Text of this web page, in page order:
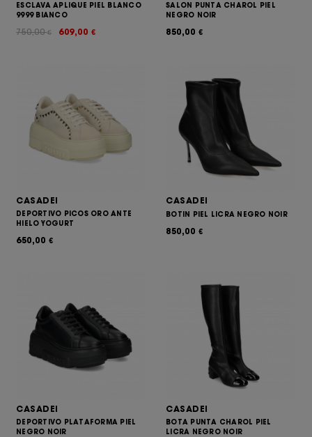
ESCLAVA APLIQUE PIEL BLANCO
9999 BIANCO
609,00 €
750,00€
SALON PUNTA CHAROL PIEL
NEGRO NOIR
850,00 €
CASADEI
DEPORTIVO PICOS ORO ANTE
HIELO YOGURT
650,00 €
CASADEI
BOTIN PIEL LICRA NEGRO NOIR
850,00 €
CASADEI
DEPORTIVO PLATAFORMA PIEL
NEGRO NOIR
CASADEI
BOTA PUNTA CHAROL PIEL
LICRA NEGRO NOIR